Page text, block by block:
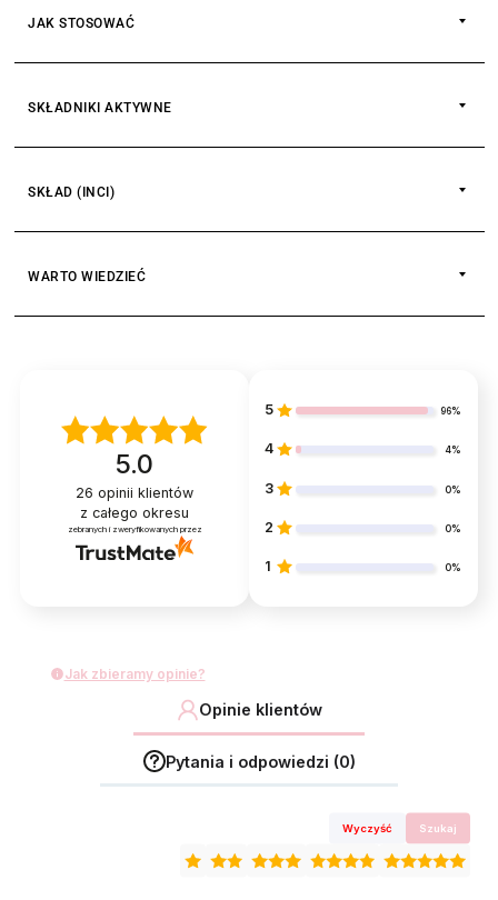
JAK STOSOWAĆ
SKŁADNIKI AKTYWNE
OLEJ JOJOBA
SKŁAD (INCI)
WARTO WIEDZIEĆ
5.0
26 opinii klientów
z całego okresu
zebranych i zweryfikowanych przez
5 96%
4 4%
3 0%
2 0%
1 0%
Jak zbieramy opinie?
Opinie klientów
Pytania i odpowiedzi (0)
Wyczyść Szukaj